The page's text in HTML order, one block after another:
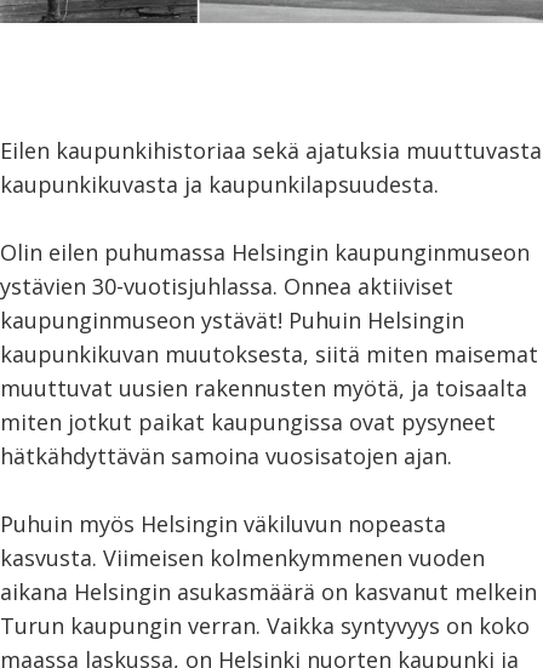
Eilen kaupunkihistoriaa sekä ajatuksia muuttuvasta
kaupunkikuvasta ja kaupunkilapsuudesta.
Olin eilen puhumassa Helsingin kaupunginmuseon
ystävien 30-vuotisjuhlassa. Onnea aktiiviset
kaupunginmuseon ystävät! Puhuin Helsingin
kaupunkikuvan muutoksesta, siitä miten maisemat
muuttuvat uusien rakennusten myötä, ja toisaalta
miten jotkut paikat kaupungissa ovat pysyneet
hätkähdyttävän samoina vuosisatojen ajan.
Puhuin myös Helsingin väkiluvun nopeasta
kasvusta. Viimeisen kolmenkymmenen vuoden
aikana Helsingin asukasmäärä on kasvanut melkein
Turun kaupungin verran. Vaikka syntyvyys on koko
maassa laskussa, on Helsinki nuorten kaupunki ja